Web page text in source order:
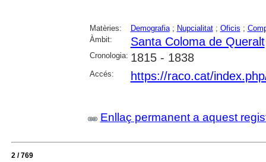
Matèries: Demografia; Nupcialitat; Oficis ;
Àmbit:
Santa Coloma de Queralt
Cronologia: 1815 - 1838
Accés: https://raco.cat/
Enllaç permanent a aquest
2 / 769